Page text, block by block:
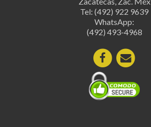
elegir
en
la
de
producto
Tel: (492) 922 9639
WhatsApp:
(492) 493-4968